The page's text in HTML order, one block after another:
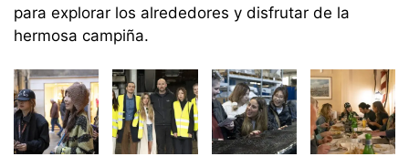
para explorar los alrededores y disfrutar de la
hermosa campiña.